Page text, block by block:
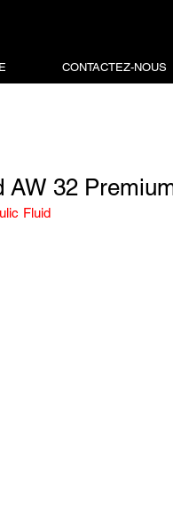
CONTACTEZ-NOUS
AW 32
Fluid